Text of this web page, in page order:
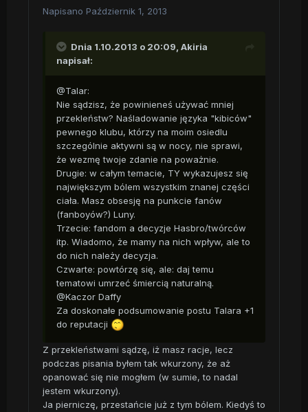
Napisano Październik 1, 2013
Dnia 1.10.2013 o 20:09, Akiria
napisał:
@Talar:
Nie sądzisz, że powinieneś używać mniej
przekleństw? Naśladowanie języka "kibiców"
pewnego klubu, którzy na moim osiedlu
szczególnie aktywni są w nocy, nie sprawi,
że wezmę twoje zdanie na poważnie.
Drugie: w całym temacie, TY wykazujesz się
największym bólem wszystkim znanej części
ciała. Masz obsesję na punkcie fanów
(fanboyów?) Luny.
Trzecie: fandom a decyzje Hasbro/twórców
itp. Wiadomo, że mamy na nich wpływ, ale to
do nich należy decyzja.
Czwarte: powtórzę się, ale: daj temu
tematowi umrzeć śmiercią naturalną.
@Kaczor Daffy
Za doskonałe podsumowanie postu Talara +1
do reputacji
Z przekleństwami sądzę, iż masz racje, lecz
podczas pisania byłem tak wkurzony, że aż
opanować się nie mogłem (w sumie, to nadal
jestem wkurzony).
Ja pierniczę, przestańcie już z tym bólem. Kiedyś to